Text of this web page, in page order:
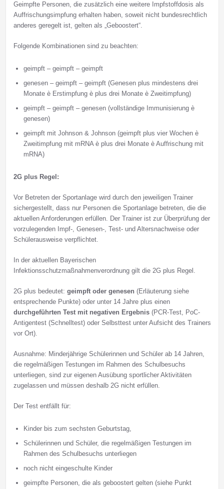
Geimpfte Personen, die zusätzlich eine weitere Impfstoffdosis als
Auffrischungsimpfung erhalten haben, soweit nicht bundesrechtlich
anderes geregelt ist, gelten als „Geboostert“.
Folgende Kombinationen sind zu beachten:
geimpft – geimpft – geimpft
genesen – geimpft – geimpft (Genesen plus mindestens drei
Monate è Erstimpfung è plus drei Monate è Zweitimpfung)
geimpft – geimpft – genesen (vollständige Immunisierung è
genesen)
geimpft mit Johnson & Johnson (geimpft plus vier Wochen è
Zweitimpfung mit mRNA è plus drei Monate è Auffrischung mit
mRNA)
2G plus Regel:
Vor Betreten der Sportanlage wird durch den jeweiligen Trainer
sichergestellt, dass nur Personen die Sportanlage betreten, die die
aktuellen Anforderungen erfüllen. Der Trainer ist zur Überprüfung der
vorzulegenden Impf-, Genesen-, Test- und Altersnachweise oder
Schülerausweise verpflichtet.
In der aktuellen Bayerischen
Infektionsschutzmaßnahmenverordnung gilt die 2G plus Regel.
2G plus bedeutet: geimpft oder genesen (Erläuterung siehe
entsprechende Punkte) oder unter 14 Jahre plus einen
durchgeführten Test mit negativen Ergebnis (PCR-Test, PoC-
Antigentest (Schnelltest) oder Selbsttest unter Aufsicht des Trainers
vor Ort).
Ausnahme: Minderjährige Schülerinnen und Schüler ab 14 Jahren,
die regelmäßigen Testungen im Rahmen des Schulbesuchs
unterliegen, sind zur eigenen Ausübung sportlicher Aktivitäten
zugelassen und müssen deshalb 2G nicht erfüllen.
Der Test entfällt für:
Kinder bis zum sechsten Geburtstag,
Schülerinnen und Schüler, die regelmäßigen Testungen im
Rahmen des Schulbesuchs unterliegen
noch nicht eingeschulte Kinder
geimpfte Personen, die als geboostert gelten (siehe Punkt